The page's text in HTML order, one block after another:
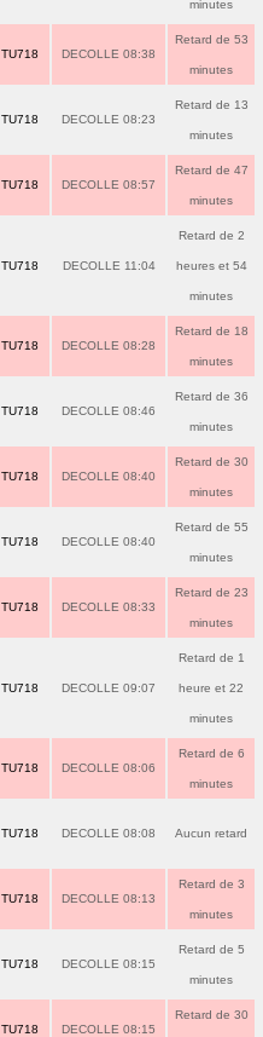
minutes
TU718 DECOLLE 08:38
Retard de 53
minutes
TU718 DECOLLE 08:23
Retard de 13
minutes
TU718 DECOLLE 08:57
Retard de 47
minutes
TU718 DECOLLE 11:04
Retard de 2
heures et 54
minutes
TU718 DECOLLE 08:28
Retard de 18
minutes
TU718 DECOLLE 08:46
Retard de 36
minutes
TU718 DECOLLE 08:40
Retard de 30
minutes
TU718 DECOLLE 08:40
Retard de 55
minutes
TU718 DECOLLE 08:33
Retard de 23
minutes
TU718 DECOLLE 09:07
Retard de 1
heure et 22
minutes
TU718 DECOLLE 08:06
Retard de 6
minutes
TU718 DECOLLE 08:08 Aucun retard
TU718 DECOLLE 08:13
Retard de 3
minutes
TU718 DECOLLE 08:15
Retard de 5
minutes
TU718 DECOLLE 08:15
Retard de 30